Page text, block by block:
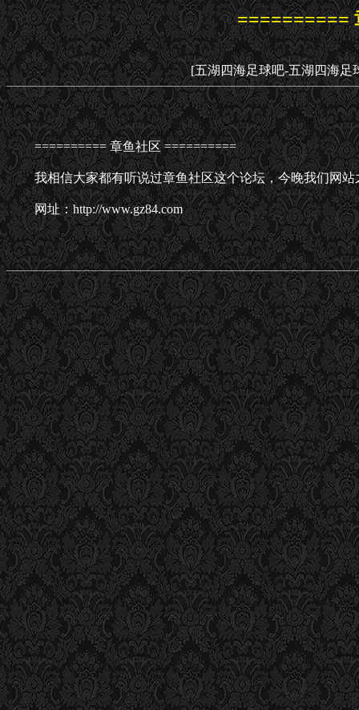
==========
[五湖四海足球吧-五湖四海足
========== 章鱼社区 ==========
我相信大家都有听说过章鱼社区这个论坛，今晚我们网
网址：http://www.gz84.com